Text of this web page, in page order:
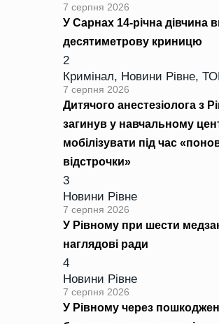
7 серпня 2026
У Сарнах 14-річна дівчина
десятиметрову криницю
2
Кримінал, Новини Рівне,
7 серпня 2026
Дитячого анестезіолога з
загинув у навчальному
мобілізувати під час
відстрочки»
3
Новини Рівне
7 серпня 2026
У Рівному при шести
наглядові ради
4
Новини Рівне
7 серпня 2026
У Рівному через